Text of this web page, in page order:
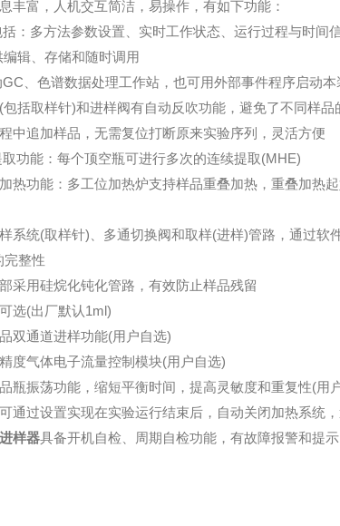
丰富，人机交互简洁，易操作，有如下功能：
：多方法参数设置、实时工作状态、运行过程与时间
辑、存储和随时调用
、色谱数据处理工作站，也可用外部事件程序启动
括取样针)和进样阀有自动反吹功能，避免了不同样品
中追加样品，无需复位打断原来实验序列，灵活方便
功能：每个顶空瓶可进行多次的连续提取(MHE)
热功能：多工位加热炉支持样品重叠加热，重叠加热
系统(取样针)、多通切换阀和取样(进样)管路，通过软
完整性
采用硅烷化钝化管路，有效防止样品残留
选(出厂默认1ml)
双通道进样功能(用户自选)
度气体电子流量控制模块(用户自选)
瓶振荡功能，缩短平衡时间，提高灵敏度和重复性(用
通过设置实现在实验运行结束后，自动关闭加热系统
样器具备开机自检、周期自检功能，有故障报警和提